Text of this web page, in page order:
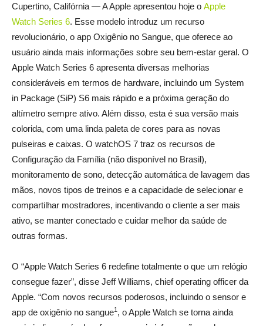
Cupertino, Califórnia — A Apple apresentou hoje o Apple
Watch Series 6. Esse modelo introduz um recurso
revolucionário, o app Oxigênio no Sangue, que oferece ao
usuário ainda mais informações sobre seu bem-estar geral. O
Apple Watch Series 6 apresenta diversas melhorias
consideráveis em termos de hardware, incluindo um System
in Package (SiP) S6 mais rápido e a próxima geração do
altímetro sempre ativo. Além disso, esta é sua versão mais
colorida, com uma linda paleta de cores para as novas
pulseiras e caixas. O watchOS 7 traz os recursos de
Configuração da Família (não disponível no Brasil),
monitoramento de sono, detecção automática de lavagem das
mãos, novos tipos de treinos e a capacidade de selecionar e
compartilhar mostradores, incentivando o cliente a ser mais
ativo, se manter conectado e cuidar melhor da saúde de
outras formas.
O “Apple Watch Series 6 redefine totalmente o que um relógio
consegue fazer”, disse Jeff Williams, chief operating officer da
Apple. “Com novos recursos poderosos, incluindo o sensor e
app de oxigênio no sangue1 , o Apple Watch se torna ainda